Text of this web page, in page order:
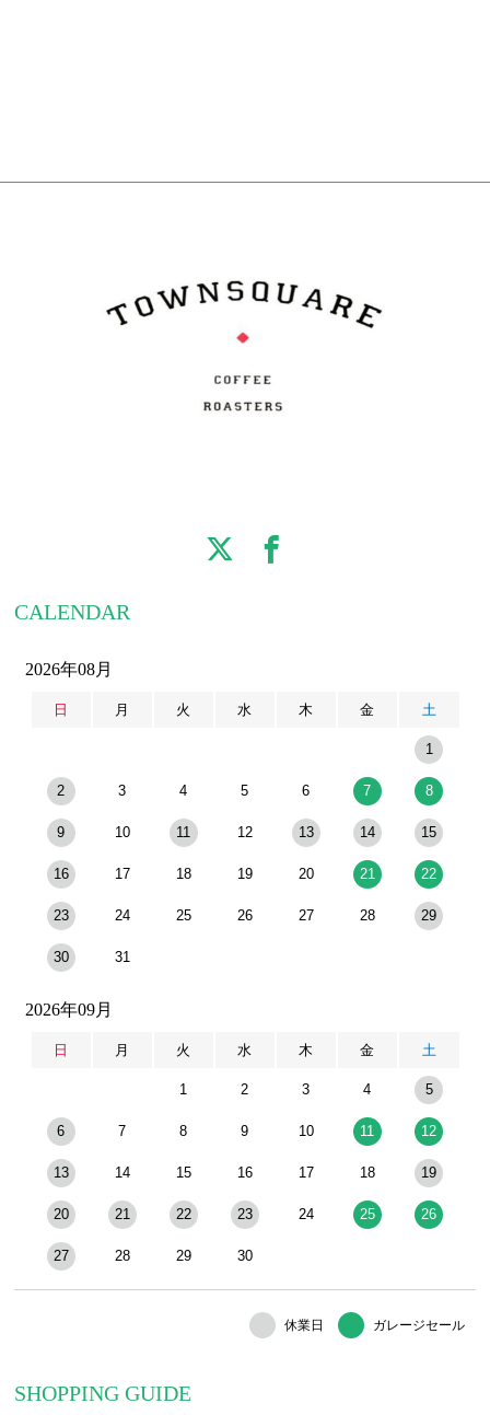
CALENDAR
2026年08月
日 月 火 水 木 金 土
1
2 3 4 5 6 7 8
9 10 11 12 13 14 15
16 17 18 19 20 21 22
23 24 25 26 27 28 29
30 31
2026年09月
日 月 火 水 木 金 土
1 2 3 4 5
6 7 8 9 10 11 12
13 14 15 16 17 18 19
20 21 22 23 24 25 26
27 28 29 30
休業日 ガレージセール
SHOPPING GUIDE